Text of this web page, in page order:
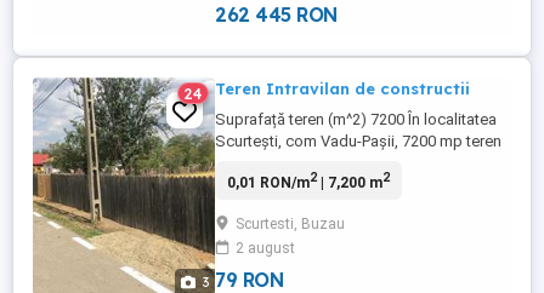
262 445 RON
3
24 Teren Intravilan de constructii
Suprafață teren (m^2) 7200 În localitatea
Scurtești, com Vadu-Pașii, 7200 mp teren
deschidere 30 m), la 700 m de ROND
electric , rețea gaze, poate fi lotizat, carte
funciara, proprietar direct
0,01 RON/m2| 7,200 m2
Scurtesti, Buzau
2 august
79 RON